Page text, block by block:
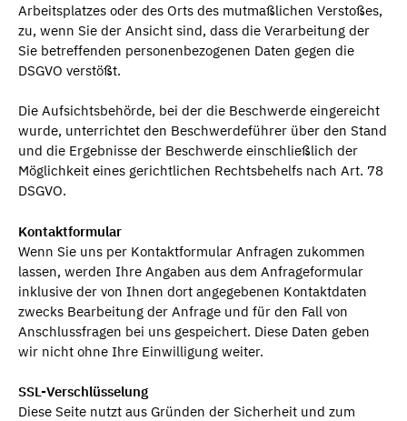
Arbeitsplatzes oder des Orts des mutmaßlichen Verstoßes,
zu, wenn Sie der Ansicht sind, dass die Verarbeitung der
Sie betreffenden personenbezogenen Daten gegen die
DSGVO verstößt.
Die Aufsichtsbehörde, bei der die Beschwerde eingereicht
wurde, unterrichtet den Beschwerdeführer über den Stand
und die Ergebnisse der Beschwerde einschließlich der
Möglichkeit eines gerichtlichen Rechtsbehelfs nach Art. 78
DSGVO.
Kontaktformular
Wenn Sie uns per Kontaktformular Anfragen zukommen
lassen, werden Ihre Angaben aus dem Anfrageformular
inklusive der von Ihnen dort angegebenen Kontaktdaten
zwecks Bearbeitung der Anfrage und für den Fall von
Anschlussfragen bei uns gespeichert. Diese Daten geben
wir nicht ohne Ihre Einwilligung weiter.
SSL-Verschlüsselung
Diese Seite nutzt aus Gründen der Sicherheit und zum